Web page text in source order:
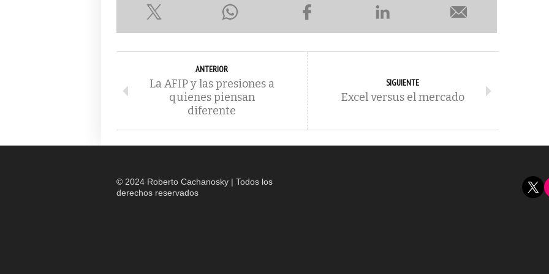
ANTERIOR
La AFIP y las presiones a
quienes piensan
diferente
SIGUIENTE
Excel versus el mercado
© 2024 Roberto Cachanosky | Todos los
derechos reservados
X